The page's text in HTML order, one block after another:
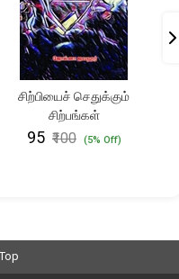
சிற்பியைச் செதுக்கும்
சிற்பங்கள்
₹95 ₹100 (5% Off)